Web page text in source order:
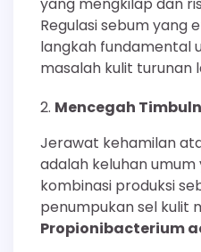
Regulasi sebum yang
langkah fundamental
masalah kulit turunan
Mencegah
Jerawat kehamilan
adalah keluhan
kombinasi produksi
penumpukan sel kulit
Propionibacterium